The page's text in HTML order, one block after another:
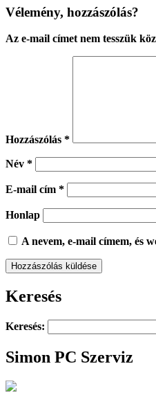
Vélemény, hozzászólás?
Az e-mail címet nem tesszük
Hozzászólás *
Név *
E-mail cím *
Honlap
A nevem, e-mail címem, és
Keresés
Keresés:
Simon PC Szerviz